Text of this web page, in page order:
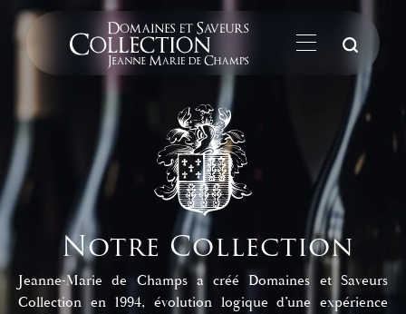
Notre Collection
Jeanne-Marie de Champs a créé Domaines et Saveurs
Collection en 1994, évolution logique d’une expérience